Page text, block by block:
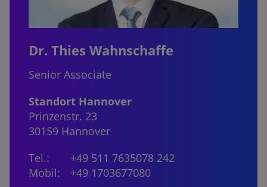
Dr. Thies Wahnschaffe
Senior Associate
Standort Hannover
Prinzenstr. 23
30159 Hannover
Tel.:
+49 511 7635078 242
Mobil:
+49 1703677080